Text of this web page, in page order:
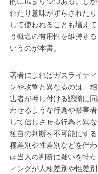
れたり意味がずらされた
して使われることも増え
う概念の有用性を維持す
いうのが本書。
著者によればガスライテ
ンや攻撃と異なるのは、
害者が押し付ける認識に
わせるような行為や被害
して信じさせる行為と異
独自の判断を不可能にす
種差別や性差別などを伴
は当人の判断に疑いを持
ィングが人種差別や性差